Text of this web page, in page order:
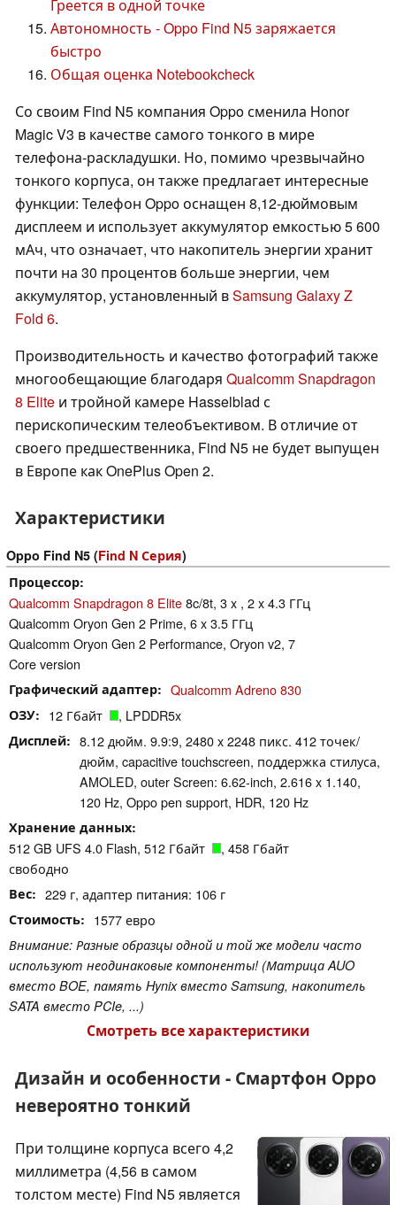
Греется в одной точке
Автономность - Oppo Find N5 заряжается
быстро
Общая оценка Notebookcheck
Со своим Find N5 компания Oppo сменила Honor
Magic V3 в качестве самого тонкого в мире
телефона-раскладушки. Но, помимо чрезвычайно
тонкого корпуса, он также предлагает интересные
функции: Телефон Oppo оснащен 8,12-дюймовым
дисплеем и использует аккумулятор емкостью 5 600
мАч, что означает, что накопитель энергии хранит
почти на 30 процентов больше энергии, чем
аккумулятор, установленный вSamsung Galaxy Z
Fold 6.
Производительность и качество фотографий также
многообещающие благодаря Qualcomm Snapdragon
8 Elite и тройной камере Hasselblad с
перископическим телеобъективом. В отличие от
своего предшественника, Find N5 не будет выпущен
в Европе как OnePlus Open 2.
Характеристики
Oppo Find N5 (Find N Серия)
Процессор
Qualcomm Snapdragon 8 Elite8c/8t, 3 x , 2 x 4.3 ГГц
Qualcomm Oryon Gen 2 Prime, 6 x 3.5 ГГц
Qualcomm Oryon Gen 2 Performance, Oryon v2, 7
Core version
Графический адаптер Qualcomm Adreno 830
ОЗУ 12 Гбайт , LPDDR5x
Дисплей
8.12 дюйм. 9.9:9, 2480 x 2248 пикс. 412 точек/
дюйм, capacitive touchscreen, поддержка стилуса,
AMOLED, outer Screen: 6.62-inch, 2.616 x 1.140,
120 Hz, Oppo pen support, HDR, 120 Hz
Хранение данных
512 GB UFS 4.0 Flash, 512 Гбайт
, 458 Гбайт
свободно
Вес 229 г, адаптер питания: 106 г
Стоимость 1577 евро
Внимание: Разные образцы одной и той же модели часто
используют неодинаковые компоненты! (Матрица AUO
вместо BOE, память Hynix вместо Samsung, накопитель
SATA вместо PCIe, ...)
Смотреть все характеристики
Дизайн и особенности - Смартфон Oppo
невероятно тонкий
При толщине корпуса всего 4,2
миллиметра (4,56 в самом
толстом месте) Find N5 является